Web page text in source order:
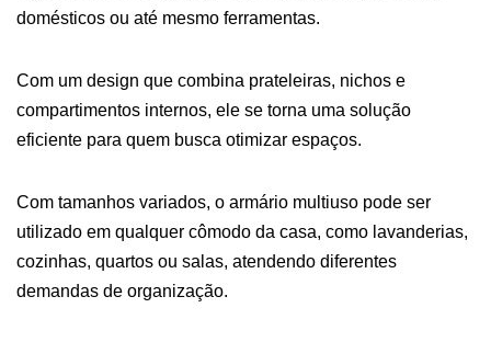
domésticos ou até mesmo ferramentas.
Com um design que combina prateleiras, nichos e
compartimentos internos, ele se torna uma solução
eficiente para quem busca otimizar espaços.
Com tamanhos variados, o armário multiuso pode ser
utilizado em qualquer cômodo da casa, como lavanderias,
cozinhas, quartos ou salas, atendendo diferentes
demandas de organização.